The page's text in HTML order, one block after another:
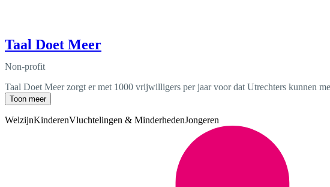
Taal Doet Meer
Non-profit
Taal Doet Meer zorgt er met 1000 vrijwilligers per jaar voor dat Utrechters kunnen
Toon meer
WelzijnKinderenVluchtelingen & MinderhedenJongeren